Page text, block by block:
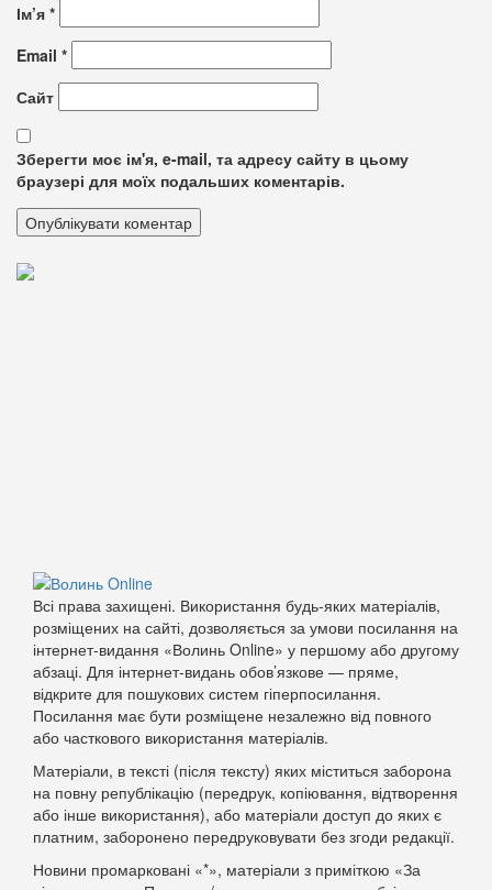
Ім’я *
Email *
Сайт
Зберегти моє ім'я, e-mail, та адресу сайту в цьому
браузері для моїх подальших коментарів.
Всі права захищені. Використання будь-яких матеріалів,
розміщених на сайті, дозволяється за умови посилання на
інтернет-видання «Волинь Online» у першому або другому
абзаці. Для інтернет-видань обов’язкове — пряме,
відкрите для пошукових систем гіперпосилання.
Посилання має бути розміщене незалежно від повного
або часткового використання матеріалів.
Матеріали, в тексті (після тексту) яких міститься заборона
на повну републікацію (передрук, копіювання, відтворення
або інше використання), або матеріали доступ до яких є
платним, заборонено передруковувати без згоди редакції.
Новини промарковані «*», матеріали з приміткою «За